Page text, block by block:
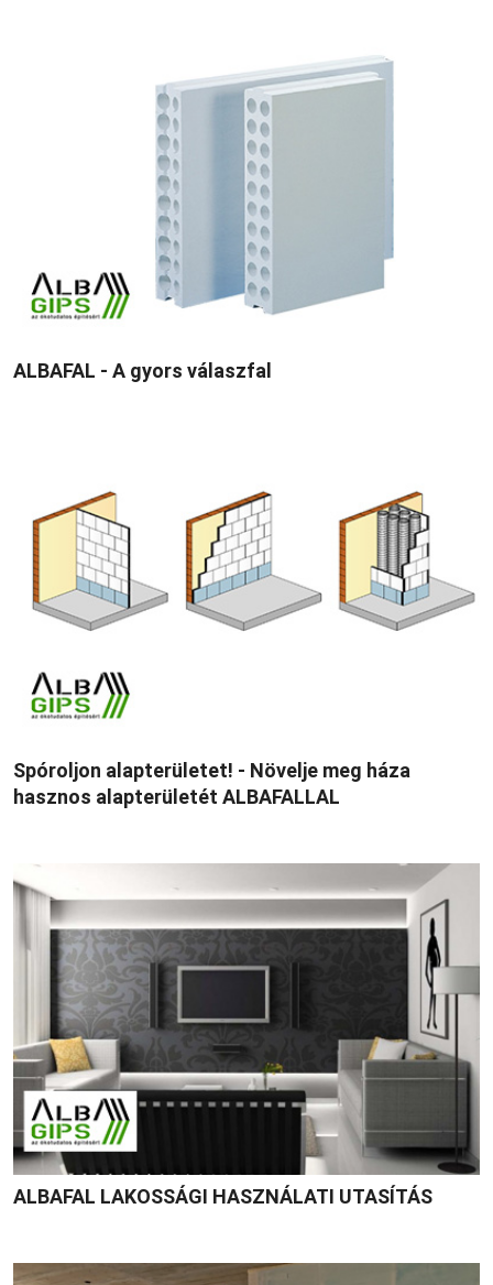
ALBAFAL - A gyors válaszfal
Spóroljon alapterületet! - Növelje meg háza
hasznos alapterületét ALBAFALLAL
ALBAFAL LAKOSSÁGI HASZNÁLATI UTASÍTÁS